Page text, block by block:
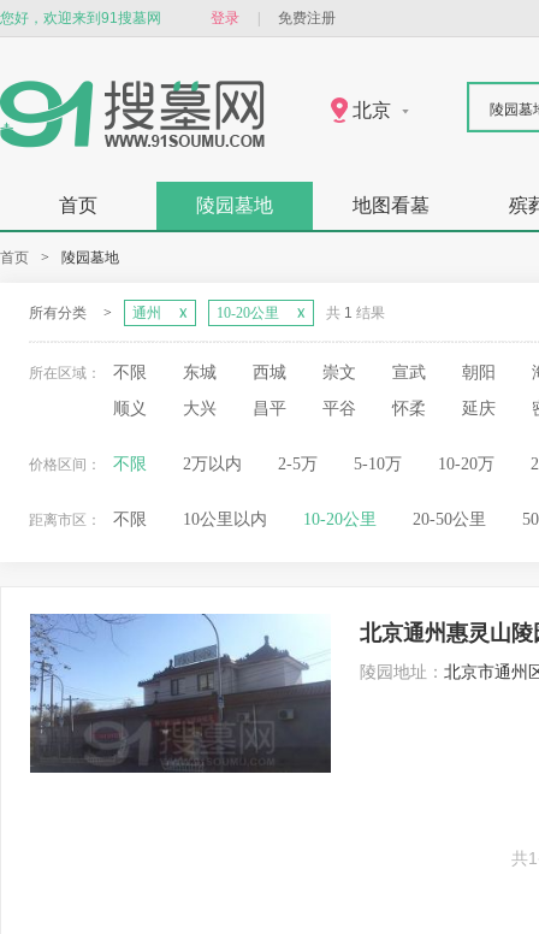
您好，欢迎来到91搜墓网 登录 免费注册
北京 陵园墓
首页 陵园墓地 地图看墓 殡
首页 > 陵园墓地
所有分类 > 通州 10-20公里 共 1 结果
所在区域： 不限 东城 西城 崇文 宣武 朝阳
顺义
大兴 昌平 平谷 怀柔 延庆
价格区间： 不限 2万以内 2-5万 5-10万 10-20万
距离市区： 不限 10公里以内 10-20公里 20-50公里
北京通州惠灵山陵
陵园地址： 北京市通州
共